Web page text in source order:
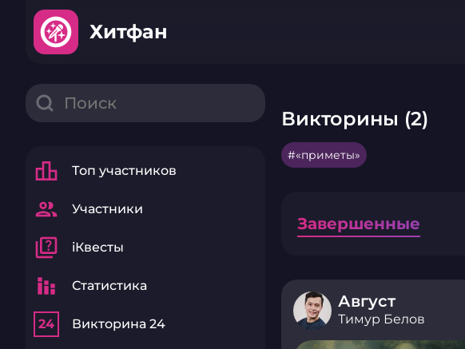
Хитфан
leaderboard Топ участников
group Участники
quiz iКвесты
stacked_bar_chart Статистика
24 Викторина 24
Викторины (2)
«приметы»
Завершенные
Август
Тимур Белов